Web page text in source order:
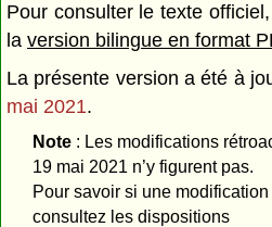
Pour consulter le texte
la version bilingue en format
La présente version a été à
mai 2021.
Note: Les modifications
19 mai 2021 n’y figurent pas.
Pour savoir si une
consultez les dispositions